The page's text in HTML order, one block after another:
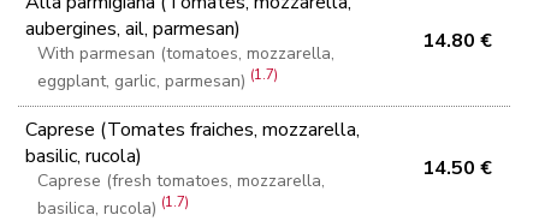
aubergines, ail, parmesan)
With parmesan (tomatoes, mozzarella,
eggplant, garlic, parmesan) (1.7)
14.80 €
Caprese (Tomates fraiches, mozzarella,
basilic, rucola)
Caprese (fresh tomatoes, mozzarella,
basilica, rucola) (1.7)
14.50 €